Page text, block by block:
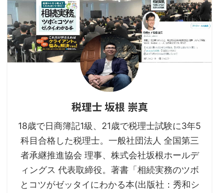
税理士 坂根 崇真
18歳で日商簿記1級、21歳で税理士試験に3年5
科目合格した税理士。一般社団法人 全国第三
者承継推進協会 理事、株式会社坂根ホールデ
ィングス 代表取締役。著書「相続実務のツボ
とコツがゼッタイにわかる本(出版社：秀和シ